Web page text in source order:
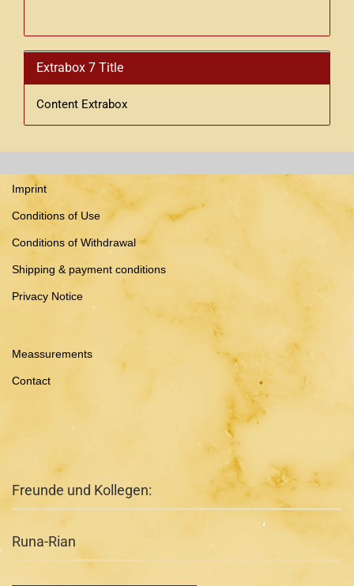
Extrabox 7 Title
Content Extrabox
Imprint
Conditions of Use
Conditions of Withdrawal
Shipping & payment conditions
Privacy Notice
Meassurements
Contact
Freunde und Kollegen:
Runa-Rian